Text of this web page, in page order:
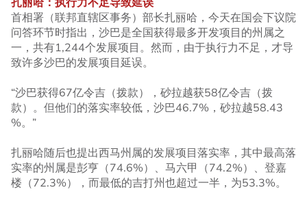
首相署（联邦直辖区事务）部长扎丽哈，今天在国会下议院
问答环节时指出，沙巴是全国获得最多开发项目的州属之
一，共有1,244个发展项目。然而，由于执行力不足，才导
致许多沙巴的发展项目延误。
“沙巴获得67亿令吉（拨款），砂拉越获58亿令吉（拨
款）。但他们的落实率较低，沙巴46.7%，砂拉越58.43
%。”
扎丽哈随后也提出西马州属的发展项目落实率，其中最高落
实率的州属是彭亨（74.6%）、马六甲（74.2%）、登嘉
楼（72.3%），而最低的吉打州也超过一半，为53.3%。